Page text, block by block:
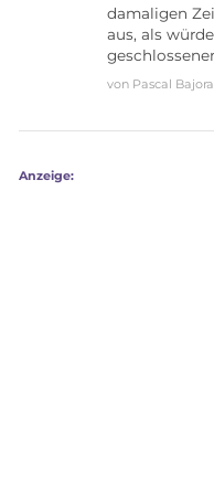
damaligen
aus, als
von Pascal
Anzeige: